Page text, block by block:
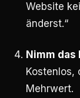
Website
änderst.“
Nimm das
Kostenlos,
Mehrwert.